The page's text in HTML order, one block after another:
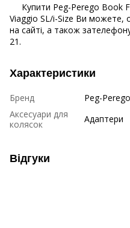
Купити Peg-Perego Book
Viaggio SL/i-Size Ви
на сайті, а також
21.
Характеристики
Бренд
Peg-Perego
Аксесуари для
колясок
Адаптери
Відгуки